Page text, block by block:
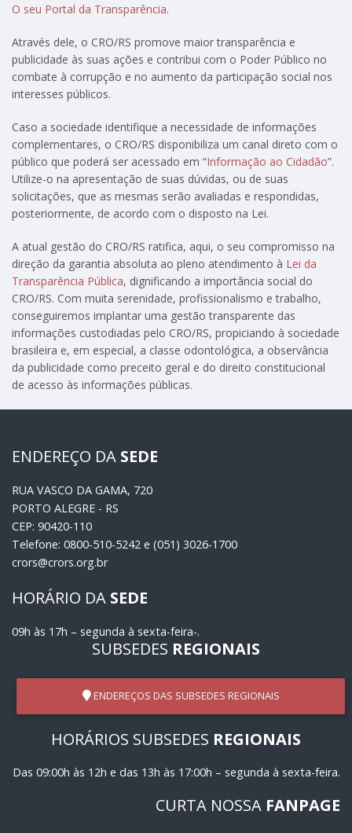
O seu Portal da Transparência.
Através dele, o CRO/RS promove maior transparência e
publicidade às suas ações e contribui com o Poder Público no
combate à corrupção e no aumento da participação social nos
interesses públicos.
Caso a sociedade identifique a necessidade de informações
complementares, o CRO/RS disponibiliza um canal direto com o
público que poderá ser acessado em “Informação ao Cidadão”.
Utilize-o na apresentação de suas dúvidas, ou de suas
solicitações, que as mesmas serão avaliadas e respondidas,
posteriormente, de acordo com o disposto na Lei.
A atual gestão do CRO/RS ratifica, aqui, o seu compromisso na
direção da garantia absoluta ao pleno atendimento à Lei da
Transparência Pública, dignificando a importância social do
CRO/RS. Com muita serenidade, profissionalismo e trabalho,
conseguiremos implantar uma gestão transparente das
informações custodiadas pelo CRO/RS, propiciando à sociedade
brasileira e, em especial, a classe odontológica, a observância
da publicidade como preceito geral e do direito constitucional
de acesso às informações públicas.
ENDEREÇO DA SEDE
RUA VASCO DA GAMA, 720
PORTO ALEGRE - RS
CEP: 90420-110
Telefone: 0800-510-5242 e (051) 3026-1700
crors@crors.org.br
HORÁRIO DA SEDE
09h às 17h – segunda à sexta-feira-.
SUBSEDES REGIONAIS
ENDEREÇOS DAS SUBSEDES REGIONAIS
HORÁRIOS SUBSEDES REGIONAIS
Das 09:00h às 12h e das 13h às 17:00h – segunda à sexta-feira.
CURTA NOSSA FANPAGE